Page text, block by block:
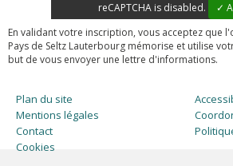
reCAPTCHA is disabled.
✓
En validant votre inscription, vous acceptez que
Pays de Seltz Lauterbourg mémorise et utilise
but de vous envoyer une lettre d'informations.
Plan du site
Mentions légales
Contact
Cookies